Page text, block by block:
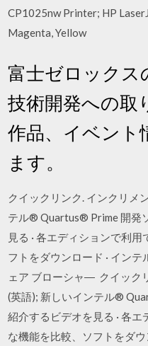
CP1025nw Printer; HP
Magenta, Yellow
富士ゼロックス
技術開発への取
作品、イベント
ます。
クイックリンク. インクリメ
テル® Quartus® Prime 開発
見る · 各エディションで利
フトをダウンロード · イン
ェア ブローシャ― クイック
(英語); 新しいインテル®
紹介するビデオを見る · 各
な機能を比較、ソフトをダ